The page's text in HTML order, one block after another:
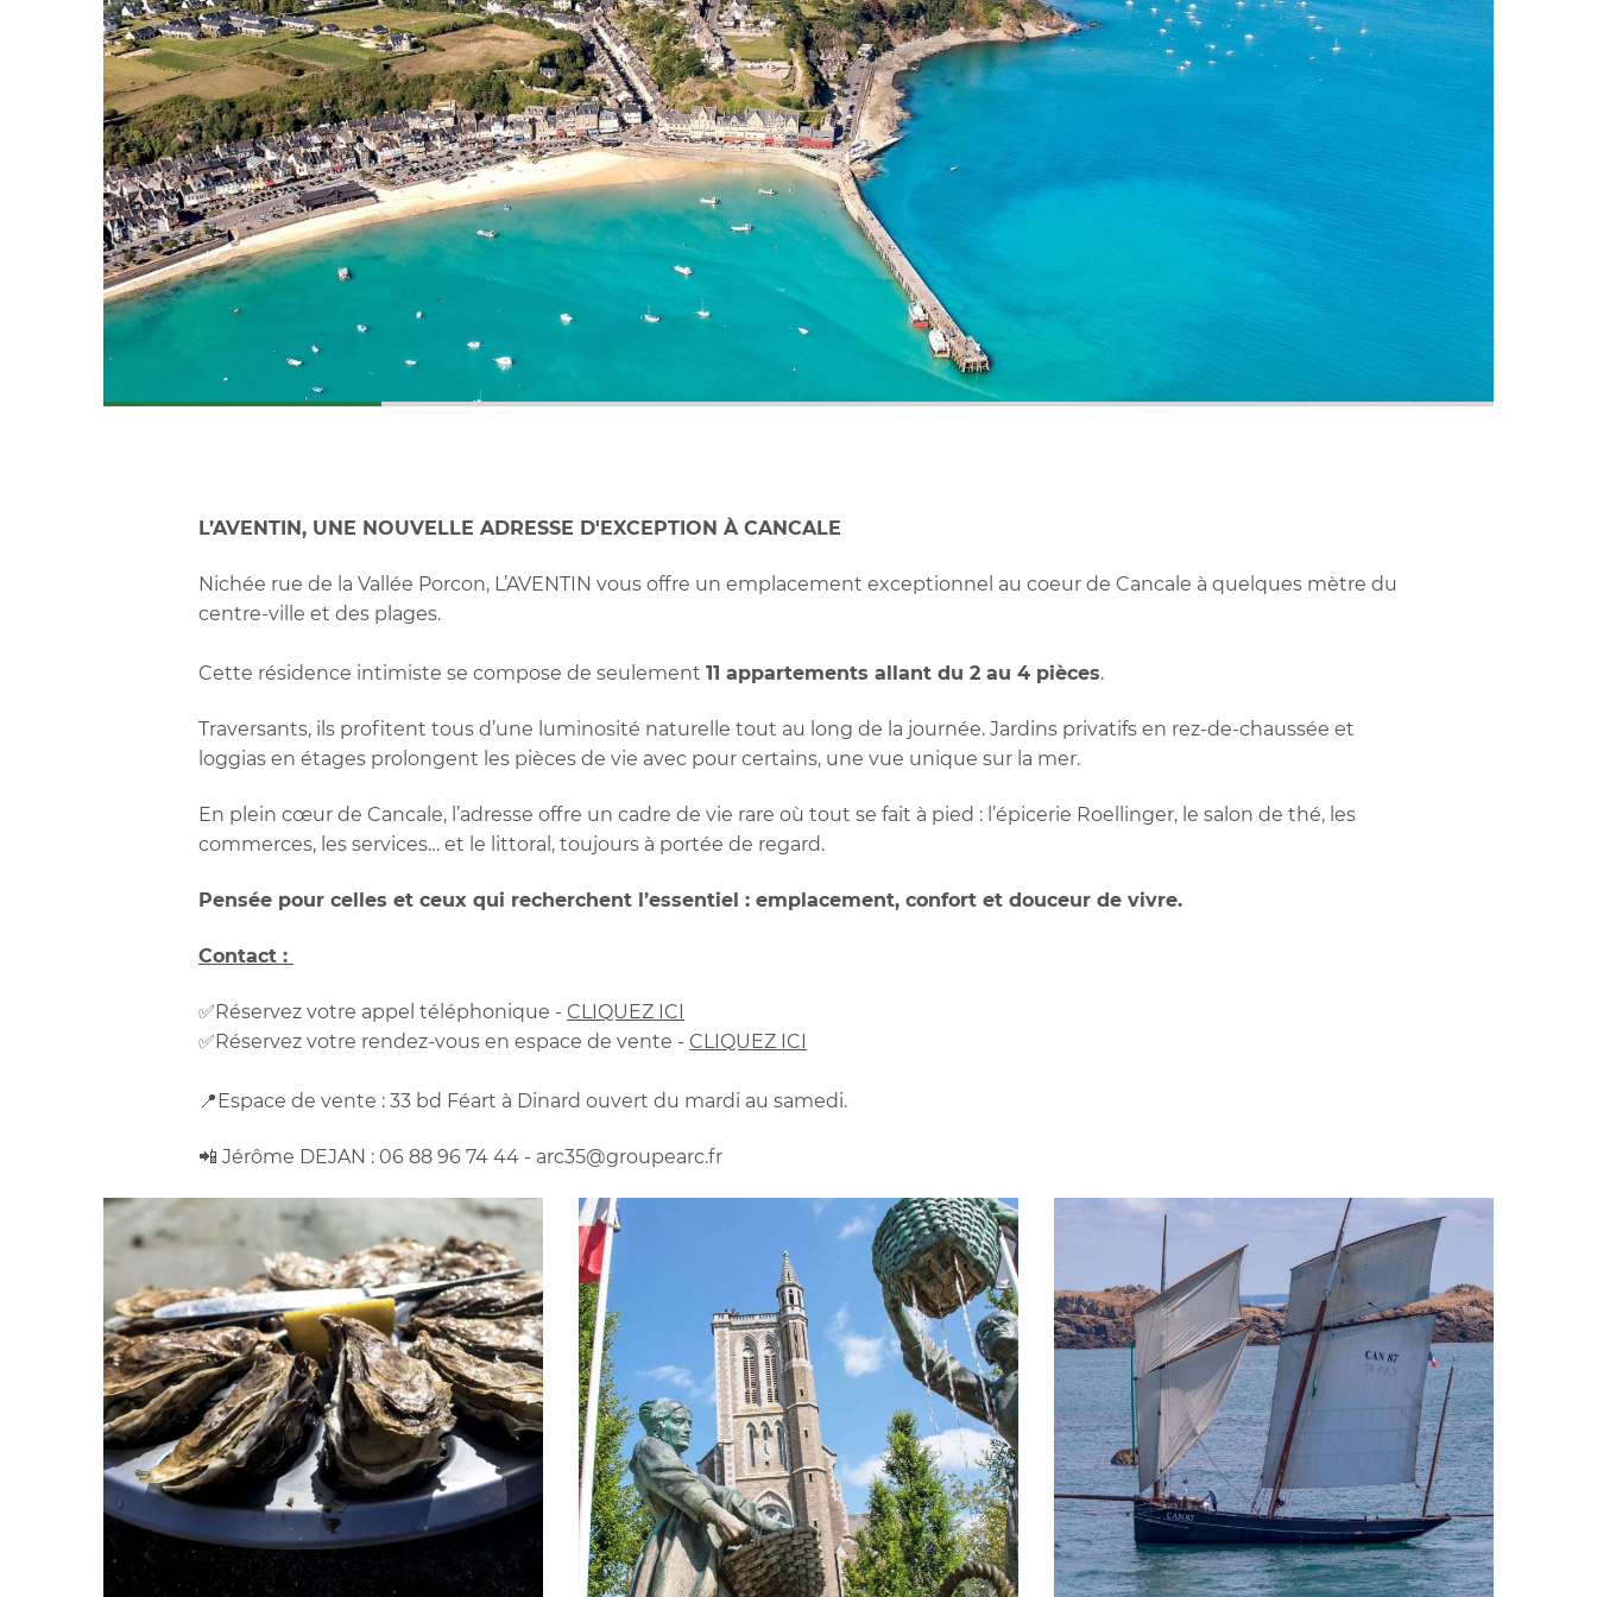
L’AVENTIN, UNE NOUVELLE ADRESSE D'EXCEPTION À CANCALE
Nichée rue de la Vallée Porcon, L’AVENTIN vous offre un emplacement exceptionnel au coeur de Cancale à quelques mètre du
centre-ville et des plages.
Cette résidence intimiste se compose de seulement 11 appartements allant du 2 au 4 pièces.
Traversants, ils profitent tous d’une luminosité naturelle tout au long de la journée. Jardins privatifs en rez-de-chaussée et
loggias en étages prolongent les pièces de vie avec pour certains, une vue unique sur la mer.
En plein cœur de Cancale, l’adresse offre un cadre de vie rare où tout se fait à pied : l’épicerie Roellinger, le salon de thé, les
commerces, les services… et le littoral, toujours à portée de regard.
Pensée pour celles et ceux qui recherchent l’essentiel : emplacement, confort et douceur de vivre.
Contact :
✅Réservez votre appel téléphonique - CLIQUEZ ICI
✅Réservez votre rendez-vous en espace de vente - CLIQUEZ ICI
📍Espace de vente : 33 bd Féart à Dinard ouvert du mardi au samedi.
📲 Jérôme DEJAN : 06 88 96 74 44 - arc35@groupearc.fr